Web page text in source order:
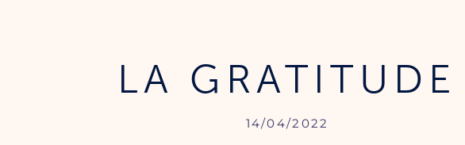
LA GRATITUDE
14/04/2022